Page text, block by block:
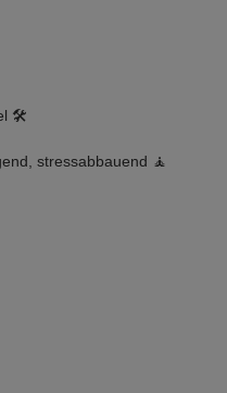
🛠️
stressabbauend 🧘